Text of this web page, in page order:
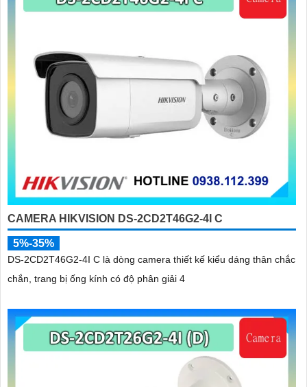
CAMERA HIKVISION DS-2CD2T46G2-4I C
5%-35%
DS-2CD2T46G2-4I C là dòng camera thiết kế kiểu dáng thân chắc
chắn, trang bị ống kính có độ phân giải 4